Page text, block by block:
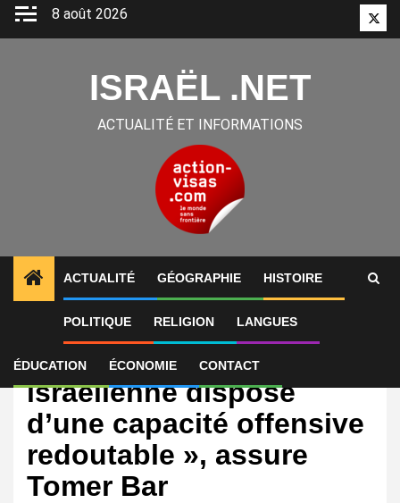
Aller
8 août 2026
ISRAËL .NET
ACTUALITÉ ET INFORMATIONS
ACTUALITÉ GÉOGRAPHIE HISTOIRE
POLITIQUE RELIGION LANGUES
ÉDUCATION ÉCONOMIE CONTACT
International
« L’armée de l’air
israélienne dispose
d’une capacité offensive
redoutable », assure
Tomer Bar